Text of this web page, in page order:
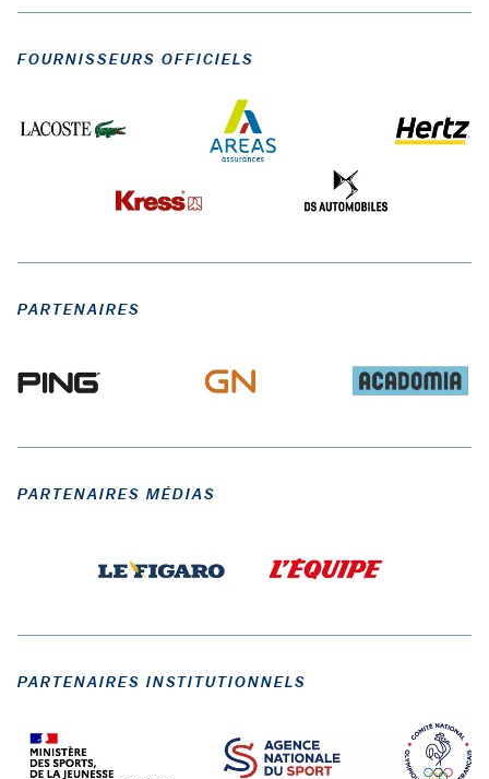
FOURNISSEURS OFFICIELS
PARTENAIRES
PARTENAIRES MÉDIAS
PARTENAIRES INSTITUTIONNELS